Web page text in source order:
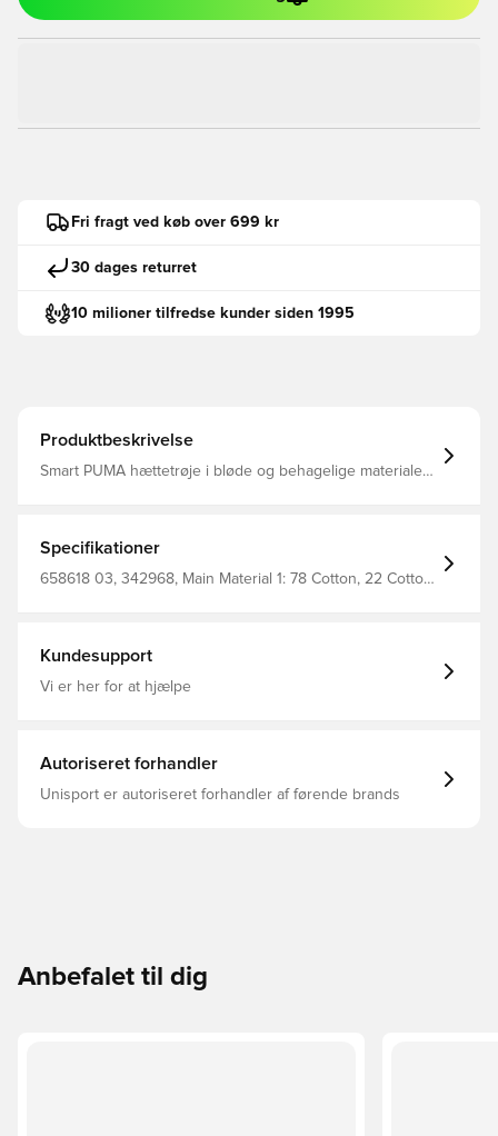
Fri fragt ved køb over 699 kr
30 dages returret
10 milioner tilfredse kunder siden 1995
Produktbeskrivelse
Smart PUMA hættetrøje i bløde og behagelige materialer,
ærmerne, hvilket er med til forbedre fittet og øge
komforten Regular fit Fremstillet i 68% bomuld og 32%
polyester.
Specifikationer
658618 03, 342968, Main Material 1: 78 Cotton, 22 Cotton
Kundesupport
Vi er her for at hjælpe
Autoriseret forhandler
Unisport er autoriseret forhandler af førende brands
Anbefalet til dig